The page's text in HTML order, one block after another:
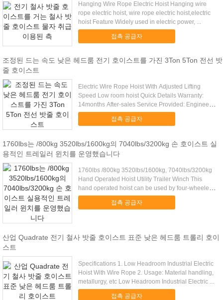
Hanging Wire Rope Electric Hoist Hanging wire
rope electric hoist, wire rope electric hoist,electric
hoist Feature Widely used in electric power, ...
접촉 공급자
조정된 드는 속도 낮은 헤드룸 전기 호이스트를 가진 3Ton 5Ton 전선 밧
줄 호이스트
Electric Wire Rope Hoist With Adjusted Lifting
Speed Low room hoist Quick Details Warranty:
14months After-sales Service Provided: Engineers
available ...
접촉 공급자
1760lbs는 /800kg 3520lbs/1600kg의 7040lbs/3200kg 손 호이스트 실
용적인 트레일러 윈치를 운영했습니다
1760lbs /800kg 3520lbs/1600kg, 7040lbs/3200kg
Hand Operated Hoist Utility Trailer Winch This
hand operated hoist can be used by four-wheelers
as an ...
접촉 공급자
산업 Quadrate 전기 철사 밧줄 호이스트 표준 낮은 헤드룸 트롤리 호이
스트
Specifications 1. Low Headroom Industrial Electric
Hoist With Wire Rope 2. Usage: Material handling,
metallurgy, etc Low Headroom Industrial Electric ...
접촉 공급자